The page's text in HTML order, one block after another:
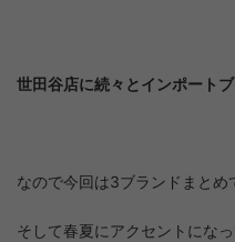
世田谷店に続々とインポート
なので今回は3ブランドまとめ
そして春夏にアクセントにな